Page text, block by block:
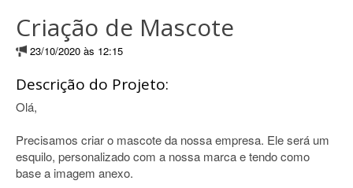
Criação de Mascote
23/10/2020 às 12:15
Descrição do Projeto:
Olá,
Precisamos criar o mascote da nossa empresa. Ele será um
esquilo, personalizado com a nossa marca e tendo como
base a imagem anexo.